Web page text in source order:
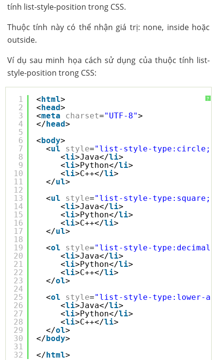
tính list-style-position trong CSS.
Thuộc tính này có thể nhận giá trị: none, inside hoặc
outside.
Ví dụ sau minh họa cách sử dụng của thuộc tính list-
style-position trong CSS:
?
1
2
3
4
5
6
7
8
9
10
11
12
13
14
15
16
17
18
19
20
21
22
23
24
25
26
27
28
29
30
31
32
<html>
<head>
<meta charset="UTF-8">
</head>
<body>
<ul style="list-style-type:circle;
<li>Java</li>
<li>Python</li>
<li>C++</li>
</ul>
<ul style="list-style-
<li>Java</li>
<li>Python</li>
<li>C++</li>
</ul>
<ol style="list-style-
<li>Java</li>
<li>Python</li>
<li>C++</li>
</ol>
<ol style="list-style-type:lower-
<li>Java</li>
<li>Python</li>
<li>C++</li>
</ol>
</body>
</html>